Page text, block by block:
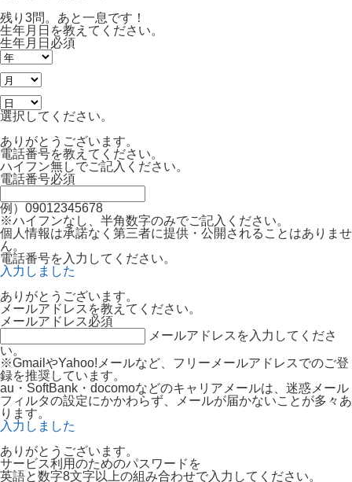
残り3問。あと一息です！
生年月日を教えてください。
生年月日 必須
選択してください。
ありがとうございます。
電話番号を教えてください。
ハイフン無しでご記入ください。
電話番号必須
例）09012345678
※ハイフンなし、半角数字のみでご記入ください。
個人情報は承諾なく第三者に提供・公開されることはありませ
ん。
電話番号を入力してください。
入力しました
ありがとうございます。
メールアドレスを教えてください。
メールアドレス必須
メールアドレスを入力してくださ
い。
※GmailやYahoo!メールなど、フリーメールアドレスでのご登
録を推奨しています。
au・SoftBank・docomoなどのキャリアメールは、迷惑メール
フィルタの設定にかかわらず、メールが届かないことが多々あ
ります。
入力しました
ありがとうございます。
サービス利用のためのパスワードを
英語と数字8文字以上の組み合わせで入力してください。